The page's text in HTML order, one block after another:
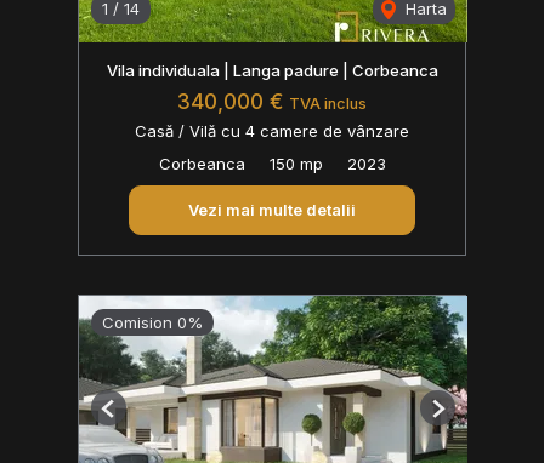
1 / 14 Harta
Vila individuala | Langa padure | Corbeanca
340,000 € TVA inclus
Casă / Vilă cu 4 camere de vânzare
Corbeanca
150 mp 2023
Vezi mai multe detalii
Comision 0%
Previous Next